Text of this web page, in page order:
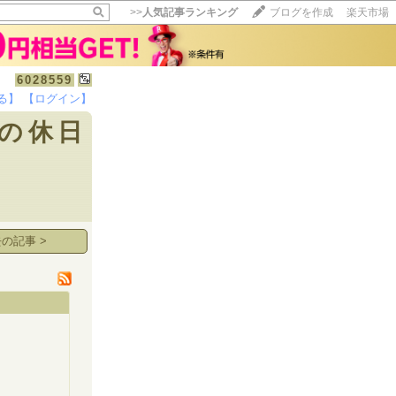
>>人気記事ランキング ブログを作成 楽天市場
6028559
】 【ログイン】
休日
記事 >